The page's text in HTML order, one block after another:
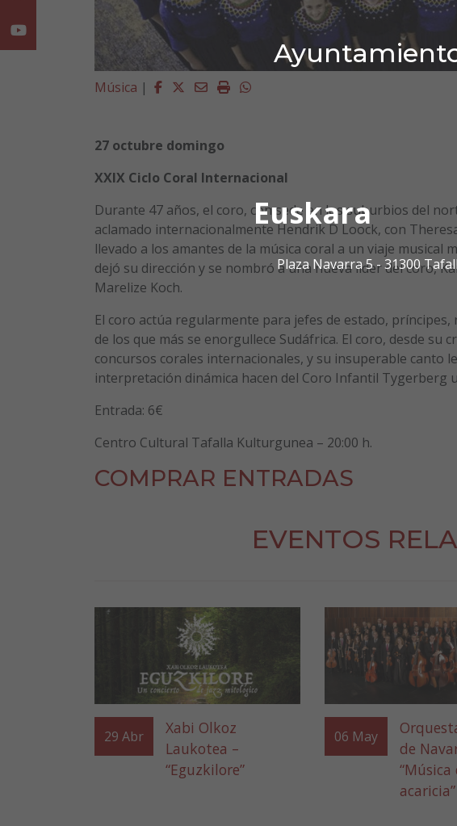
Euskara
Plaza Navarra 5 - 31300
Música | Facebook
Twitter
EmailImprimirWhatsapp
27 octubre domingo
XXIX Ciclo Coral Internacional
Durante 47 años, el coro, con sede en los suburbios del
aclamado internacionalmente Hendrik D Loock, con
llevado a los amantes de la música coral a un viaje musical
dejó su dirección y se nombró a una nueva líder del coro,
Marelize Koch.
El coro actúa regularmente para jefes de estado,
de los que más se enorgullece Sudáfrica. El coro, desde su
concursos corales internacionales, y su insuperable canto
interpretación dinámica hacen del Coro Infantil Tygerberg
Entrada: 6€
Centro Cultural Tafalla Kulturgunea – 20:00 h.
COMPRAR ENTRADAS
EVENTOS
29 Abr
Xabi Olkoz
Laukotea –
“Eguzkilore”
06 May
de
“Música
acaricia”
Youtube